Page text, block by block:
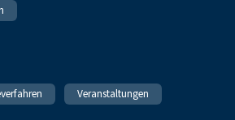
Veranstaltungen